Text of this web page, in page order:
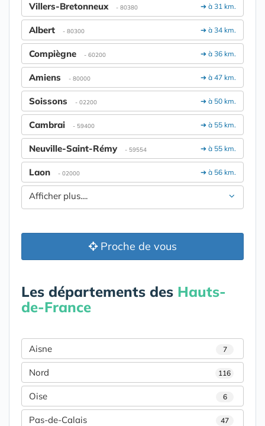
➔ à 31 km.
Villers-Bretonneux - 80380
➔ à 34 km.
Albert - 80300
➔ à 36 km.
Compiègne - 60200
➔ à 47 km.
Amiens - 80000
➔ à 50 km.
Soissons - 02200
➔ à 55 km.
Cambrai - 59400
➔ à 55 km.
Neuville-Saint-Rémy - 59554
➔ à 56 km.
Laon - 02000
Afficher plus....
Proche de vous
Les départements des Hauts-
de-France
Aisne 7
Nord 116
Oise 6
Pas-de-Calais 47